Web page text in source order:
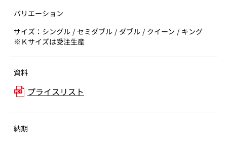
バリエーション
サイズ：シングル / セミダブル / ダブル / クイーン / キング
※Ｋサイズは受注生産
資料
プライスリスト
納期